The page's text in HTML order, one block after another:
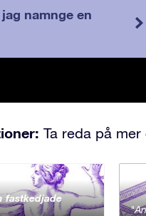
namnge en
Ta reda på
fastkedjade